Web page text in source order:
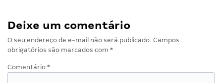
Deixe um comentário
O seu endereço de e-mail não será publicado. Campos
obrigatórios são marcados com *
Comentário *